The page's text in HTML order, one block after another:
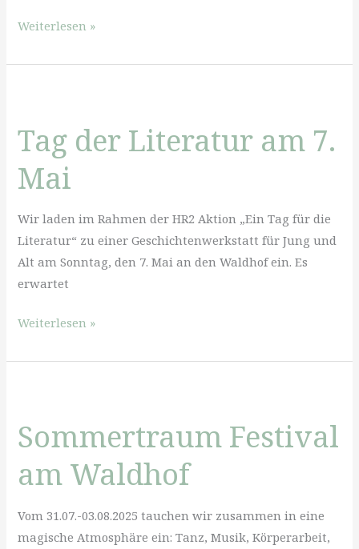
¡Viva!
Festival
der
Toten
am
(3.-5.
November)
Weiterlesen »
Tag der Literatur am 7.
Mai
Wir laden im Rahmen der HR2 Aktion „Ein Tag für die
Literatur“ zu einer Geschichtenwerkstatt für Jung und
Alt am Sonntag, den 7. Mai an den Waldhof ein. Es
erwartet
Tag
Literatur
Mai
Weiterlesen »
Sommertraum Festival
am Waldhof
Vom 31.07.-03.08.2025 tauchen wir zusammen in eine
magische Atmosphäre ein: Tanz, Musik, Körperarbeit,